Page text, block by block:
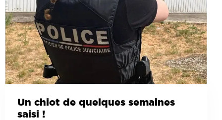
Un chiot de quelques semaines
saisi !